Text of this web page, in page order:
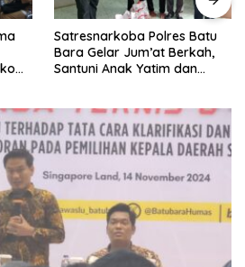
Polres Batu
Berkah,
Yatim dan
INALUM Bersama
Sumut Perkuat
Pendidikan dan